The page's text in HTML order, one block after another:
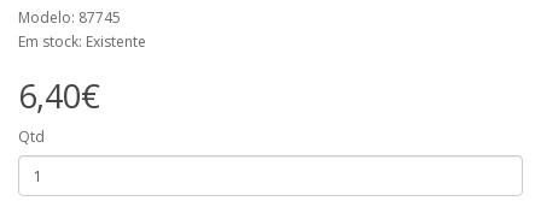
Modelo: 87745
Em stock: Existente
6,40€
Qtd